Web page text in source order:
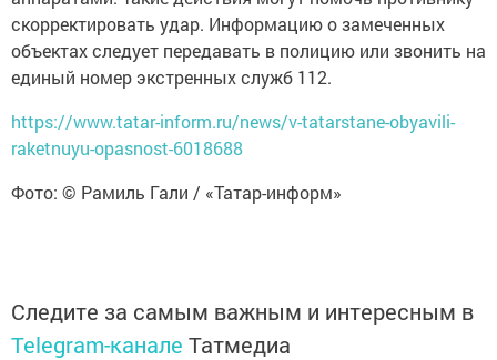
скорректировать удар. Информацию о замеченных
объектах следует передавать в полицию или звонить на
единый номер экстренных служб 112.
https://www.tatar-inform.ru/news/v-tatarstane-obyavili-
raketnuyu-opasnost-6018688
Фото: © Рамиль Гали / «Татар-информ»
Следите за самым важным и интересным в
Telegram-канале Татмедиа